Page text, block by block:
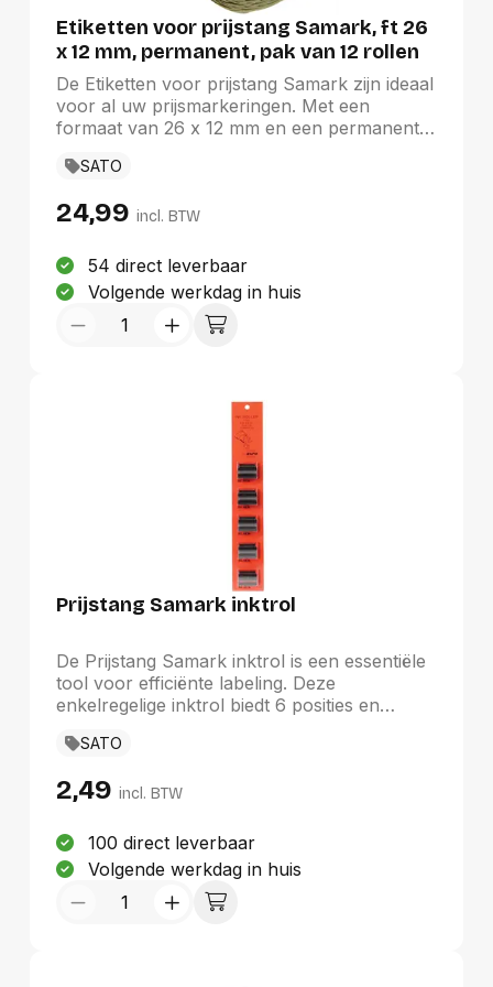
Etiketten voor prijstang Samark, ft 26
x 12 mm, permanent, pak van 12 rollen
De Etiketten voor prijstang Samark zijn ideaal
voor al uw prijsmarkeringen. Met een
formaat van 26 x 12 mm en een permanente
duurzaamheid. Elke rol bevat 1500 etiketten,
voorbereid voor langdurig gebruik. De witte
uitstraling, perfect voor winkels en bedrijven
die waarde hechten aan duidelijkheid en
organisatie.
SATO
24,99 incl. BTW
54 direct leverbaar
Volgende werkdag in huis
Prijstang Samark inktrol
De Prijstang Samark inktrol is een essentiële
tool voor efficiënte labeling. Deze
enkelregelige inktrol biedt 6 posities en
veelzijdigheid in gebruik. De opvallende rode
elke omgeving. Geschikt voor etiketten van
een betrouwbare oplossing voor al uw
etiketteringsbehoeften binnen de
productfamilie Etiketten en enveloppen.
SATO
2,49 incl. BTW
100 direct leverbaar
Volgende werkdag in huis